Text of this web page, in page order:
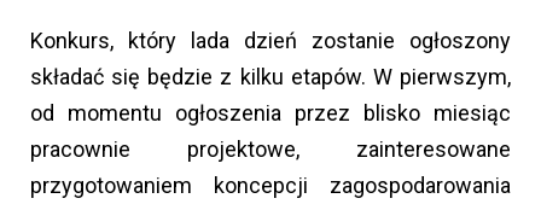
Konkurs, który lada dzień zostanie ogłoszony
składać się będzie z kilku etapów. W pierwszym,
od momentu ogłoszenia przez blisko miesiąc
pracownie projektowe, zainteresowane
przygotowaniem koncepcji zagospodarowania